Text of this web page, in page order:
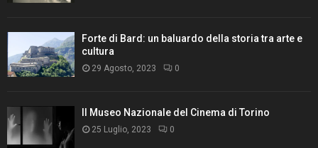
Forte di Bard: un baluardo della storia tra arte e
cultura
29 Agosto, 2023 0
Il Museo Nazionale del Cinema di Torino
25 Luglio, 2023 0